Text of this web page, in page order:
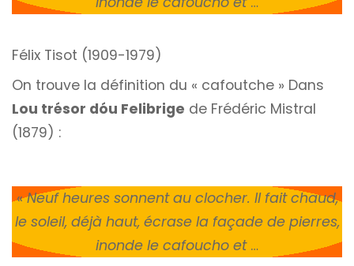
Félix Tisot (1909-1979)
On trouve la définition du « cafoutche » Dans
Lou trésor dóu Felibrige de Frédéric Mistral
(1879) :
«Neuf heures sonnent au clocher. Il fait chaud,
le soleil, déjà haut, écrase la façade de pierres,
inonde le cafoucho et …